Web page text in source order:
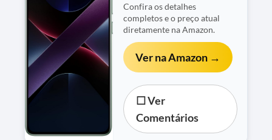
Confira os detalhes
completos e o preço atual
diretamente na Amazon.
Ver na Amazon →
☐ Ver
Comentários